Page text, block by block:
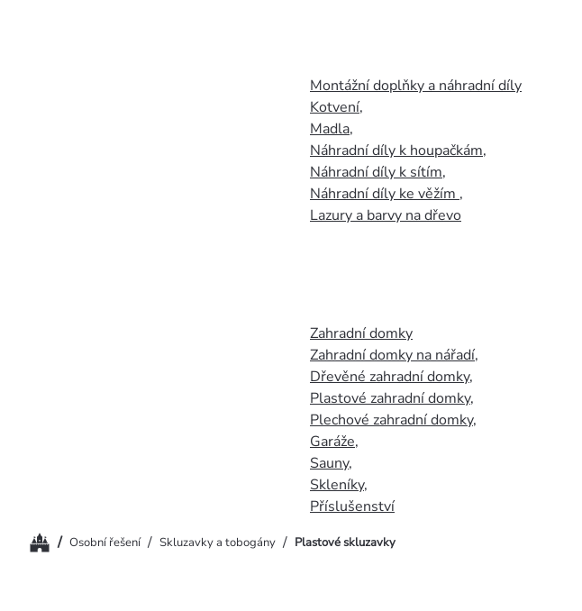
Montážní doplňky a náhradní díly
Kotvení,
Madla,
Náhradní díly k houpačkám,
Náhradní díly k sítím,
Náhradní díly ke věžím ,
Lazury a barvy na dřevo
Zahradní domky
Zahradní domky na nářadí,
Dřevěné zahradní domky,
Plastové zahradní domky,
Plechové zahradní domky,
Garáže,
Sauny,
Skleníky,
Příslušenství
Domů/ Osobní řešení / Skluzavky a tobogány / Plastové skluzavky